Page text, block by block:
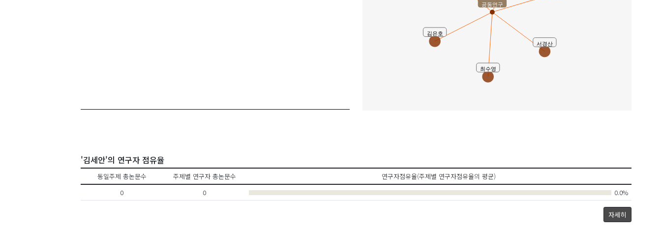
최수영
서경산
김은호
공동연구
'김세안'의 연구자 점유율
동일주제 총논문수 주제별 연구자 총논문수
연구자점유율(주제별 연구자점유율의 평균)
0
0 0.0%
자세히